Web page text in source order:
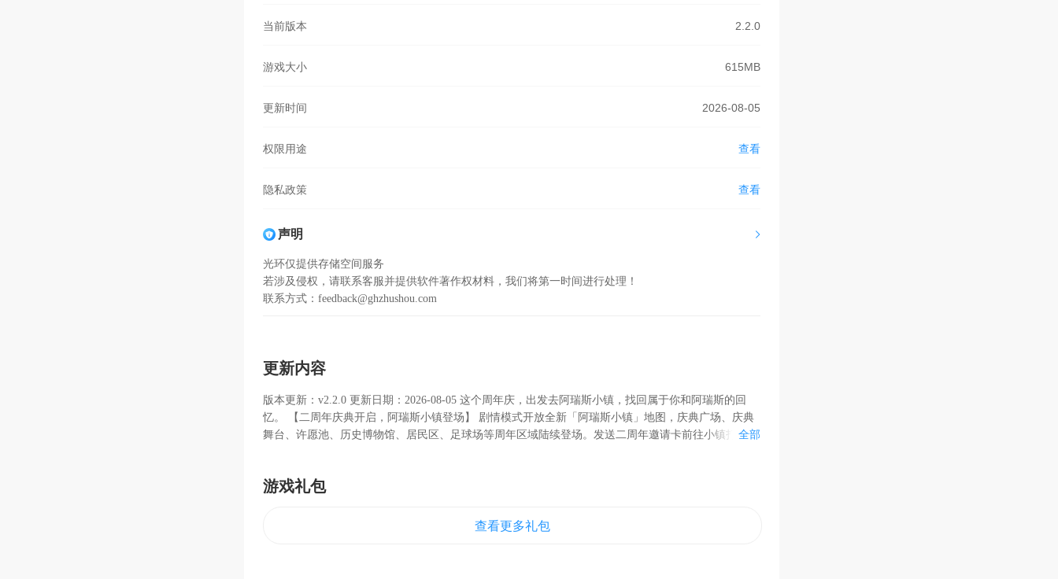
当前版本 2.2.0
游戏大小 615MB
更新时间 2026-08-05
权限用途 查看
隐私政策 查看
声明
光环仅提供存储空间服务
若涉及侵权，请联系客服并提供软件著作权材料，我们将第一时间进行处理！
联系方式：feedback@ghzhushou.com
更新内容
版本更新：v2.2.0 更新日期：2026-08-05 这个周年庆，出发去阿瑞斯小镇，找回属于你和阿瑞斯的回
忆。 【二周年庆典开启，阿瑞斯小镇登场】 剧情模式开放全新「阿瑞斯小镇」地图，庆典广场、庆典
舞台、许愿池、历史博物馆、居民区、足球场等周年区域陆续登场。发送二周年邀请卡前往小镇打卡，
糕处许愿抽奖，还有往期免费套装「瑞鳞套」「庆典套」「奔腾套」「水枪」返场。 【足球友谊赛、
友谊赛，参与即可获取「大力神杯」「纪念球服」等奖励。还有一代二代男女主沙滩排球PK，以及升
全部
游戏礼包
查看更多礼包